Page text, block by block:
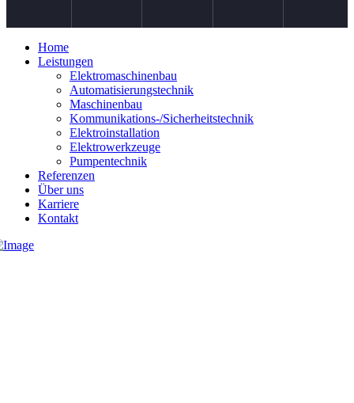
Home
Leistungen
Elektromaschinenbau
Automatisierungstechnik
Maschinenbau
Kommunikations-/Sicherheitstechnik
Elektroinstallation
Elektrowerkzeuge
Pumpentechnik
Referenzen
Über uns
Karriere
Kontakt